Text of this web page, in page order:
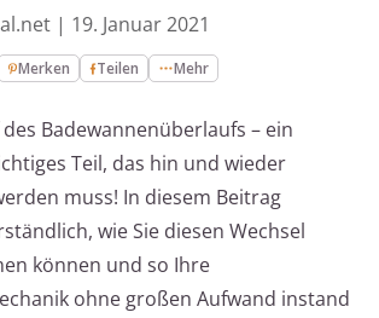
| 19. Januar 2021
Merken Teilen Mehr
Badewannenüberlaufs – ein
Teil, das hin und wieder
muss! In diesem Beitrag
wie Sie diesen Wechsel
können und so Ihre
ohne großen Aufwand instand